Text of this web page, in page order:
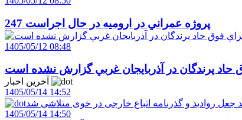
247 پروژه عمراني در اروميه در حال اجراست
1405/05/12 08:48
حاد پرندگان در آذربايجان غربي گزارش نشده است
1405/05/14 14:52
جعل روادید و گذرنامه اتباع خارجی در خوی متلاشی شد
1405/05/14 14:50